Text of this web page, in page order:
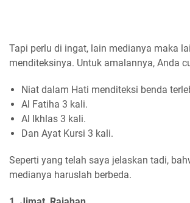
Tapi perlu di ingat, lain medianya maka
menditeksinya. Untuk amalannya, Anda
Niat dalam Hati menditeksi benda
Al Fatiha 3 kali.
Al Ikhlas 3 kali.
Dan Ayat Kursi 3 kali.
Seperti yang telah saya jelaskan tadi,
medianya haruslah berbeda.